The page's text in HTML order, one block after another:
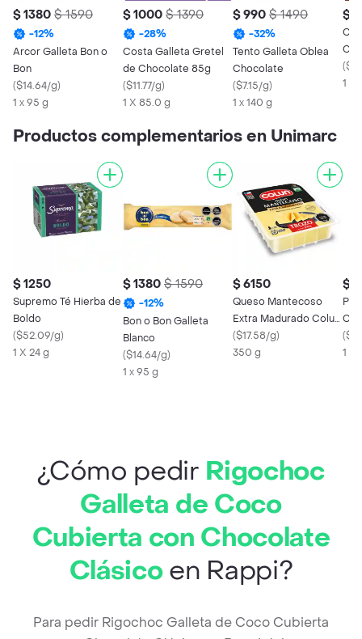
$ 1380 $ 1590
-12%
Arcor Galleta Bon o
Bon
($14.64/g)
1 x 95 g
$ 1000 $ 1390
-28%
Costa Galleta Gretel
de Chocolate 85g
($11.77/g)
1 X 85.0 g
$ 990 $ 1490
-32%
Tento Galleta Oblea
Chocolate
($7.15/g)
1 x 140 g
$
(
1 X
Productos complementarios en Unimarc
$ 1250
Supremo Té Hierba de
Boldo
($52.09/g)
1 X 24 g
$ 1380 $ 1590
-12%
Bon o Bon Galleta
Blanco
($14.64/g)
1 x 95 g
$ 6150
Queso Mantecoso
Extra Madurado Colun
Trozo
($17.58/g)
350 g
$
Pia
(
1 x
¿Cómo pedir Rigochoc
Galleta de Coco
Cubierta con Chocolate
Clásicoen Rappi?
Para pedir Rigochoc Galleta de Coco Cubierta